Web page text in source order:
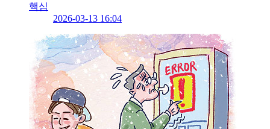
핵심
2026-03-13 16:04